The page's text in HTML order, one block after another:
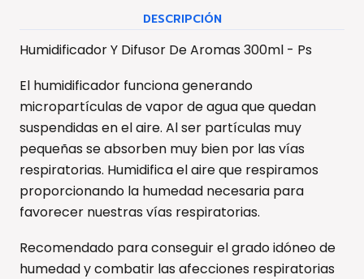
DESCRIPCIÓN
Humidificador Y Difusor De Aromas 300ml - Ps
El humidificador funciona generando
micropartículas de vapor de agua que quedan
suspendidas en el aire. Al ser partículas muy
pequeñas se absorben muy bien por las vías
respiratorias. Humidifica el aire que respiramos
proporcionando la humedad necesaria para
favorecer nuestras vías respiratorias.
Recomendado para conseguir el grado idóneo de
humedad y combatir las afecciones respiratorias